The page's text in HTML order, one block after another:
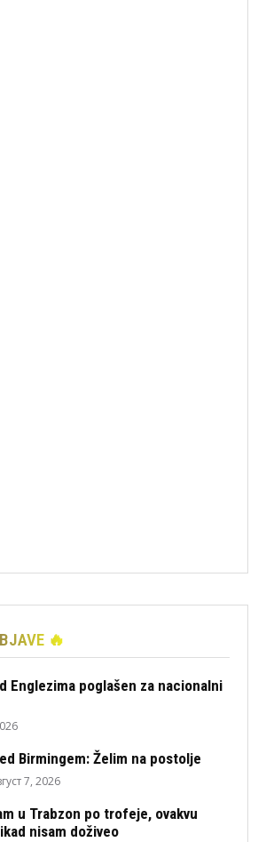
🔥
Englezima poglašen za nacionalni
Birmingem: Želim na postolje
7, 2026
u Trabzon po trofeje, ovakvu
nisam doživeo